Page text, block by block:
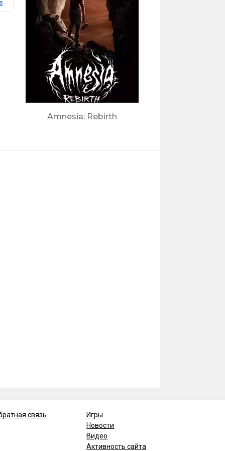
Amnesia: Rebirth
связь
Игры
Новости
Видео
Активность сайта